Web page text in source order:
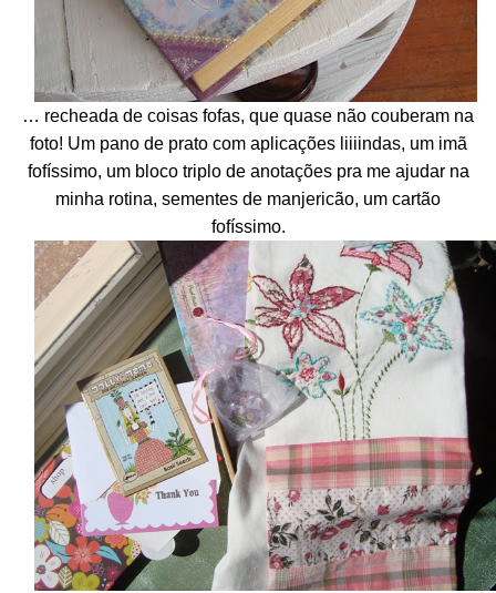
… recheada de coisas fofas, que quase não couberam na
foto! Um pano de prato com aplicações liiiindas, um imã
fofíssimo, um bloco triplo de anotações pra me ajudar na
minha rotina, sementes de manjericão, um cartão
fofíssimo.